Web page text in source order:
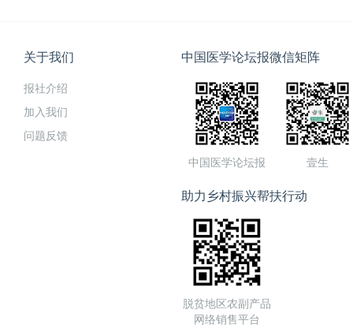
关于我们
报社介绍
加入我们
问题反馈
中国医学论坛报微信矩阵
中国医学论坛报 壹生
助力乡村振兴帮扶行动
脱贫地区农副产品
网络销售平台